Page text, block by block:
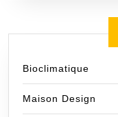
Bioclimatique
Maison Design